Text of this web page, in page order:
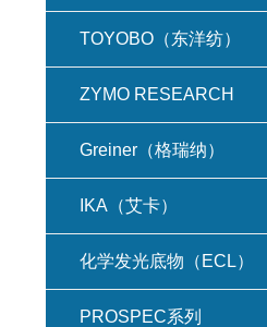
TOYOBO（东洋纺）
ZYMO RESEARCH
Greiner（格瑞纳）
IKA（艾卡）
化学发光底物（ECL）
PROSPEC系列